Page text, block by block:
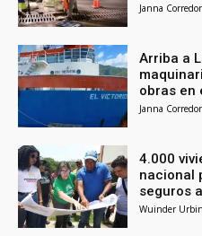
Janna Corredor
Arriba a
obras en
Janna Corredor
4.000
nacional
seguros
Wuinder